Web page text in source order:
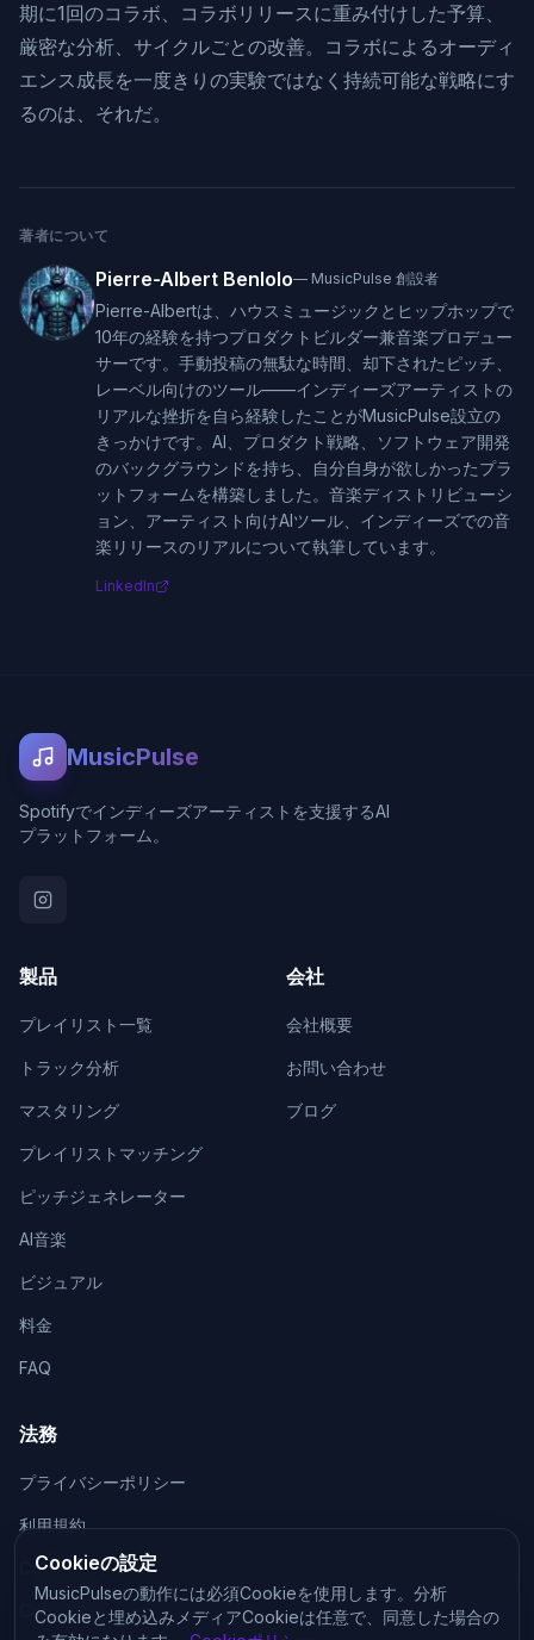
期に1回のコラボ、コラボリリースに重み付けした予算、
厳密な分析、サイクルごとの改善。コラボによるオーディ
エンス成長を一度きりの実験ではなく持続可能な戦略にす
るのは、それだ。
著者について
Pierre-Albert Benlolo— MusicPulse 創設者
Pierre-Albertは、ハウスミュージックとヒップホップで
10年の経験を持つプロダクトビルダー兼音楽プロデュー
サーです。手動投稿の無駄な時間、却下されたピッチ、
レーベル向けのツール——インディーズアーティストの
リアルな挫折を自ら経験したことがMusicPulse設立の
きっかけです。AI、プロダクト戦略、ソフトウェア開発
のバックグラウンドを持ち、自分自身が欲しかったプラ
ットフォームを構築しました。音楽ディストリビューシ
ョン、アーティスト向けAIツール、インディーズでの音
楽リリースのリアルについて執筆しています。
LinkedIn
MusicPulse
Spotifyでインディーズアーティストを支援するAI
プラットフォーム。
製品
プレイリスト一覧
トラック分析
マスタリング
プレイリストマッチング
ピッチジェネレーター
AI音楽
ビジュアル
料金
FAQ
会社
会社概要
お問い合わせ
ブログ
法務
プライバシーポリシー
利用規約
Cookieポリシー
Cookieを管理
Cookieの設定
MusicPulseの動作には必須Cookieを使用します。分析
Cookieと埋め込みメディアCookieは任意で、同意した場合の